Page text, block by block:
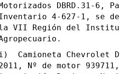
Motorizados DBRD.31-6,
4-627-1, se
VII Región del
Camioneta Chevrolet D-
Nº de motor